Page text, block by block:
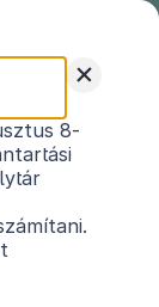
(III.
+
8-